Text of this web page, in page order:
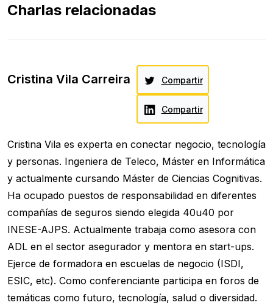
Charlas relacionadas
Cristina Vila Carreira Compartir
Compartir
Cristina Vila es experta en conectar negocio, tecnología
y personas. Ingeniera de Teleco, Máster en Informática
y actualmente cursando Máster de Ciencias Cognitivas.
Ha ocupado puestos de responsabilidad en diferentes
compañías de seguros siendo elegida 40u40 por
INESE-AJPS. Actualmente trabaja como asesora con
ADL en el sector asegurador y mentora en start-ups.
Ejerce de formadora en escuelas de negocio (ISDI,
ESIC, etc). Como conferenciante participa en foros de
temáticas como futuro, tecnología, salud o diversidad.